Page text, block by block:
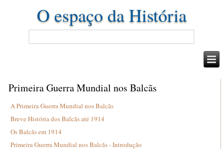
O espaço da História
Primeira Guerra Mundial nos Balcãs
A Primeira Guerra Mundial nos Balcãs
Breve História dos Balcãs até 1914
Os Balcãs em 1914
Primeira Guerra Mundial nos Balcãs - Introdução